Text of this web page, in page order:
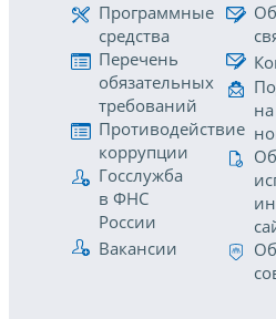
Программные
средства
Перечень
обязательных
требований
Противодействие
коррупции
Госслужба
в ФНС
России
Вакансии
на
Об